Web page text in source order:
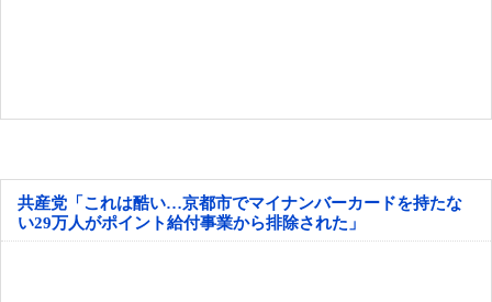
共産党「これは酷い…京都市でマイナンバーカードを持たな
い29万人がポイント給付事業から排除された」